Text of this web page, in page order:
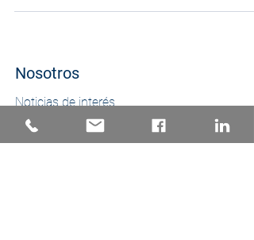
Nosotros
Noticias de interés
Abogados
Áreas de práctica